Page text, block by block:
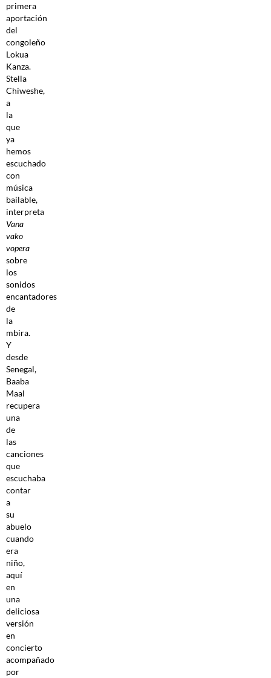
primera
aportación
del
congoleño
Lokua
Kanza.
Stella
Chiweshe,
a
la
que
ya
hemos
escuchado
con
música
bailable,
interpreta
Vana
vako
vopera
sobre
los
sonidos
encantadores
de
la
mbira.
Y
desde
Senegal,
Baaba
Maal
recupera
una
de
las
canciones
que
escuchaba
contar
a
su
abuelo
cuando
era
niño,
aquí
en
una
deliciosa
versión
en
concierto
acompañado
por